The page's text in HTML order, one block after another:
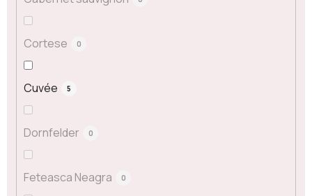
Cortese 0
Cuvée 5
Dornfelder 0
Feteasca Neagra 0